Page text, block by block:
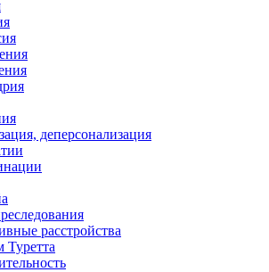
деперсонализация
расстройства